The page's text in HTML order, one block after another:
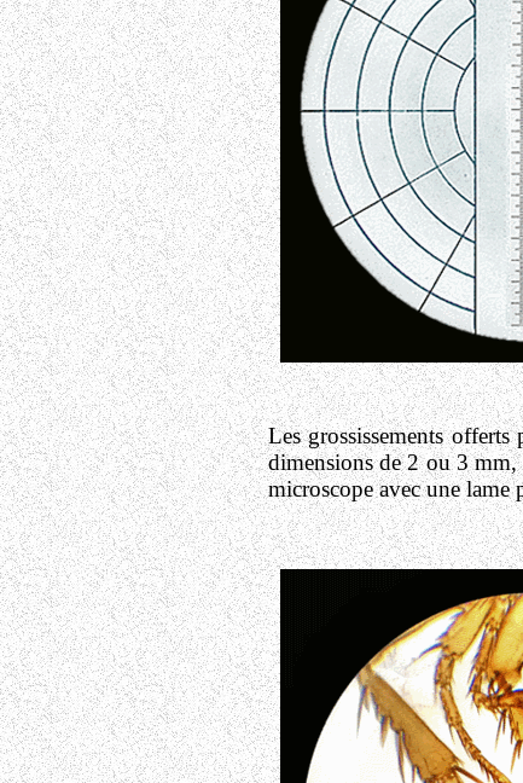
Les grossissements
dimensions de 2 ou 3
microscope avec une lame